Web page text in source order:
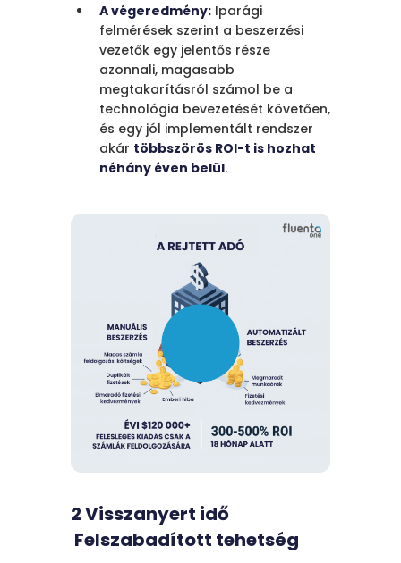
A végeredmény: Iparági
felmérések szerint a beszerzési
vezetők egy jelentős része
azonnali, magasabb
megtakarításról számol be a
technológia bevezetését követően,
és egy jól implementált rendszer
akár többszörös ROI-t is hozhat
néhány éven belül.
2 Visszanyert idő
Felszabadított tehetség